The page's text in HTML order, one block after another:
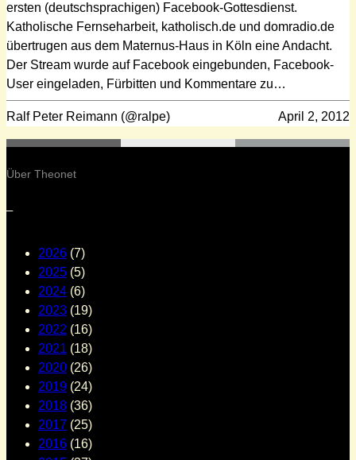
ersten (deutschsprachigen) Facebook-Gottesdienst.
Katholische Fernseharbeit, katholisch.de und domradio.de
übertrugen aus dem Maternus-Haus in Köln eine Andacht.
Der Stream wurde auf Facebook eingebunden, Facebook-
User eingeladen, Fürbitten und Kommentare zu…
Ralf Peter Reimann (@ralpe) April 2, 2012
Über Theonet
–
2026 (7)
2025 (5)
2024 (6)
2023 (19)
2022 (16)
2021 (18)
2020 (26)
2019 (24)
2018 (36)
2017 (25)
2016 (16)